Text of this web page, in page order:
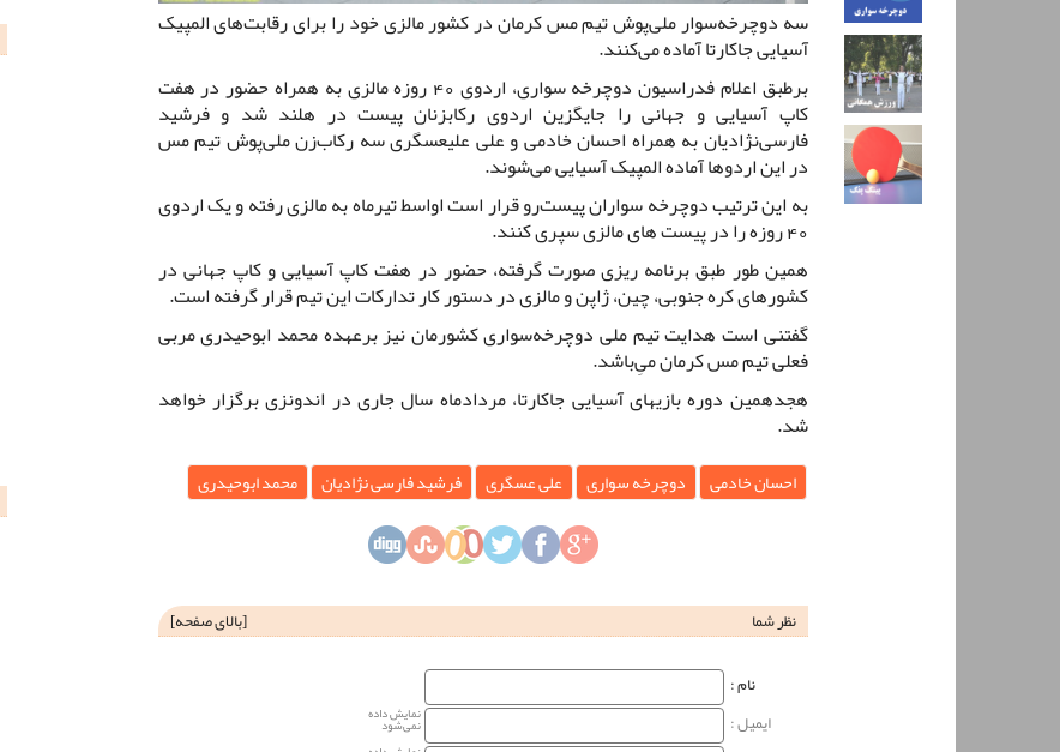
سه دوچرخه‌سوار ملی‌پوش تیم مس کرمان در کشور مالزی خود را برای رقابت‌های المپیک
آسیایی جاکارتا آماده می‌کنند.
برطبق اعلام فدراسیون دوچرخه سواری، اردوی 40 روزه مالزی به همراه حضور در هفت
کاپ آسیایی و جهانی را جایگزین اردوی رکابزنان پیست در هلند شد و فرشید
فارسی‌نژادیان به همراه احسان خادمی و علی علیعسگری سه رکاب‌زن ملی‌پوش تیم مس
در این اردوها آماده المپیک آسیایی می‌شوند.
به این ترتیب دوچرخه سواران پیست‌رو قرار است اواسط تیرماه به مالزی رفته و یک اردوی
40 روزه را در پیست های مالزی سپری کنند.
همین طور طبق برنامه ریزی صورت گرفته، حضور در هفت کاپ آسیایی و کاپ جهانی در
کشورهای کره جنوبی، چین، ژاپن و مالزی در دستور کار تدارکات این تیم قرار گرفته است.
گفتنی است هدایت تیم ملی دوچرخه‌سواری کشورمان نیز برعهده محمد ابوحیدری مربی
فعلی تیم مس کرمان میِ‌باشد.
هجدهمین دوره بازیهای آسیایی جاکارتا، مردادماه سال جاری در اندونزی برگزار خواهد
شد.
احسان خادمی دوچرخه سواری علی عسگری فرشید فارسی نژادیان محمد ابوحیدری
نظر شما [بالای صفحه]
نام‌ :
ایمیل :
نمایش داده
نمی‌شود